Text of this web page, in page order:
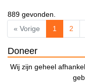
889 gevonden.
« Vorige
1 2
Doneer
Wij zijn geheel